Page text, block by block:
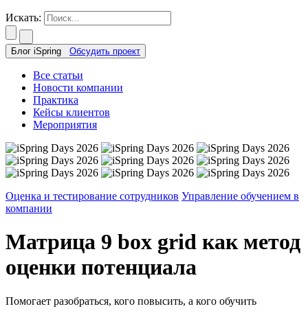
Искать:
Блог iSpring Обсудить проект
Все статьи
Новости компании
Практика
Кейсы клиентов
Мероприятия
Оценка и тестирование сотрудников Управление обучением в
компании
Матрица 9 box grid как метод
оценки потенциала
Помогает разобраться, кого повысить, а кого обучить